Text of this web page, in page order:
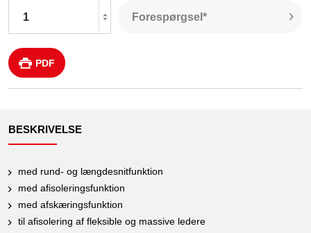
Forespørgsel*
PDF
BESKRIVELSE
med rund- og længdesnitfunktion
med afisoleringsfunktion
med afskæringsfunktion
til afisolering af fleksible og massive ledere